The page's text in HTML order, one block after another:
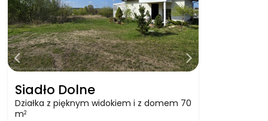
Siadło Dolne
Działka z pięknym widokiem i z domem 70
m2